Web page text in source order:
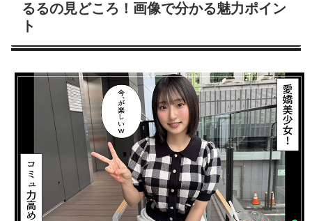
るるの見どころ！画像で分かる魅力ポイン
ト